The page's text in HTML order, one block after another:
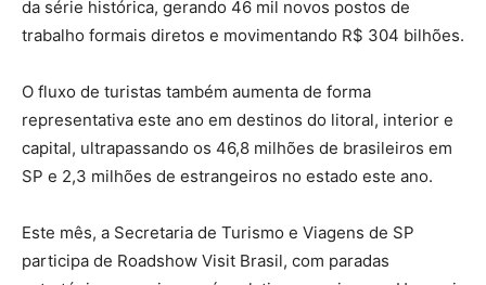
da série histórica, gerando 46 mil novos postos de
trabalho formais diretos e movimentando R$ 304 bilhões.
O fluxo de turistas também aumenta de forma
representativa este ano em destinos do litoral, interior e
capital, ultrapassando os 46,8 milhões de brasileiros em
SP e 2,3 milhões de estrangeiros no estado este ano.
Este mês, a Secretaria de Turismo e Viagens de SP
participa de Roadshow Visit Brasil, com paradas